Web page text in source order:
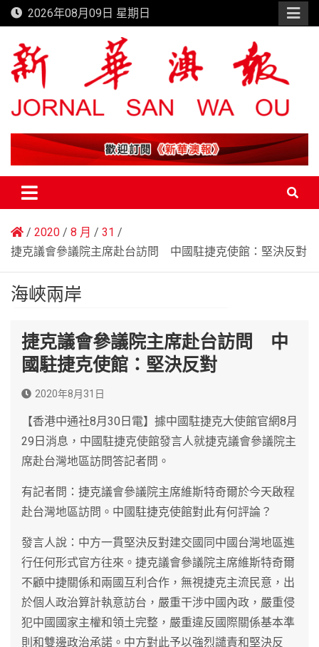
Skip
to
content
2026年08月09日 星期日
新華澳報
2020 8 月
31
捷克議會參議院主席赴台訪問 中國駐捷克使館：堅決反對
海峽兩岸
捷克議會參議院主席赴台訪問 中
國駐捷克使館：堅決反對
2020年8月31日
【香港中通社8月30日電】據中國駐捷克大使館官網8月
29日消息，中國駐捷克使館發言人就捷克議會參議院主
席赴台灣地區訪問答記者問。
有記者問：捷克議會參議院主席維斯特奇爾於今天啟程
赴台灣地區訪問。中國駐捷克使館對此有何評論？
發言人說：中方一貫堅決反對建交國同中國台灣地區進
行任何形式官方往來。捷克議會參議院主席維斯特奇爾
不顧中捷關係和兩國互利合作，無視捷克主流民意，出
於個人政治算計執意訪台，嚴重干涉中國內政，嚴重侵
犯中國國家主權和領土完整，嚴重違反國際關係基本準
則和雙邊政治承諾。中方對此予以強烈譴責和堅決反